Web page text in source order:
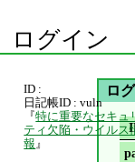
ログイン
ロ
ID :
日記帳ID : vuln
『特に重要なセキュ
ティ欠陥・ウイルス
報 』